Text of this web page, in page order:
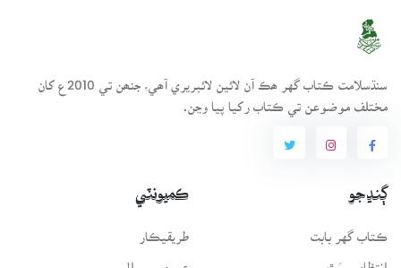
سنڌسلامت ڪتاب گهر ھڪ آن لائين لائبريري آھي، جنھن تي 2010ع کان
مختلف موضوعن تي ڪتاب رکيا پيا وڃن.
ڳنڍجو
ڪتاب گهر بابت
انتظامي سَٿ
ڪميونٽي
طريقيڪار
عمومي سوال